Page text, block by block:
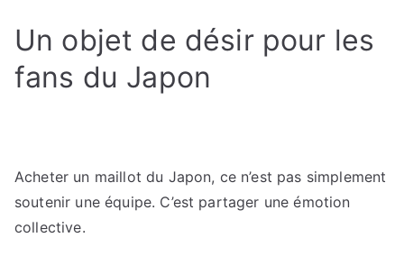
Un objet de désir pour les
fans du Japon
Acheter un maillot du Japon, ce n’est pas simplement
soutenir une équipe. C’est partager une émotion
collective.